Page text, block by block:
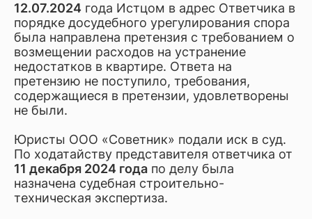
12.07.2024 года Истцом в адрес Ответчика в
порядке досудебного урегулирования спора
была направлена претензия с требованием о
возмещении расходов на устранение
недостатков в квартире. Ответа на
претензию не поступило, требования,
содержащиеся в претензии, удовлетворены
не были.
Юристы ООО «Советник» подали иск в суд.
По ходатайству представителя ответчика от
11 декабря 2024 года по делу была
назначена судебная строительно-
техническая экспертиза.